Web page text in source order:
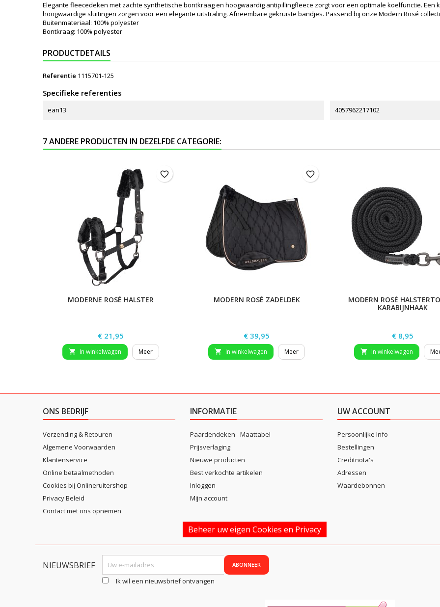
Elegante fleecedeken met zachte synthetische bontkraag en hoogwaardig antipillingfleece zorgt voor een optimale koelfunctie.
hoogwaardige sluitingen zorgen voor een elegante uitstraling. Afneembare gekruiste bandjes. Passend bij onze Modern Rosé
Buitenmateriaal: 100% polyester
Bontkraag: 100% polyester
PRODUCTDETAILS
Referentie 1115701-125
Specifieke referenties
ean13 4057962217102
7 ANDERE PRODUCTEN IN DEZELFDE CATEGORIE:
MODERNE ROSÉ HALSTER
Prijs
€ 21,95
 In winkelwagen Meer
favorite_border
MODERN ROSÉ ZADELDEK
Prijs
€ 39,95
 In winkelwagen Meer
favorite_border
MODERN ROSÉ
KARABIJNHAAK
Prijs
€ 8,95
 In winkelwagen
ONS BEDRIJF
Verzending & Retouren
Algemene Voorwaarden
Klantenservice
Online betaalmethoden
Cookies bij Onlineruitershop
Privacy Beleid
Contact met ons opnemen
INFORMATIE
Paardendeken - Maattabel
Prijsverlaging
Nieuwe producten
Best verkochte artikelen
Inloggen
Mijn account
UW ACCOUNT
Persoonlijke Info
Bestellingen
Creditnota's
Adressen
Waardebonnen
Beheer uw eigen Cookies en Privacy
NIEUWSBRIEF
Ik wil een nieuwsbrief ontvangen